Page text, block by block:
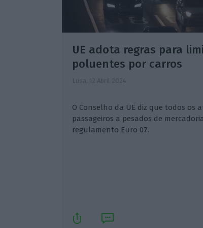
UE adota regras para
poluentes por carros
Lusa, 12 Abril 2024
O Conselho da UE diz que todos os
passageiros a pesados de
regulamento Euro 07.